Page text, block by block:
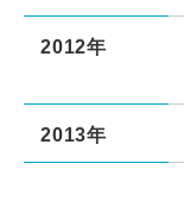
2012年
2013年